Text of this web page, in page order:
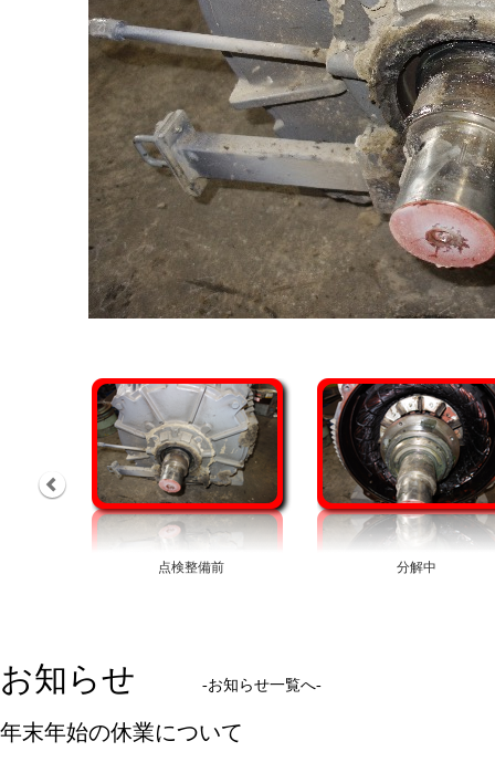
点検整備前 分解中
お知らせ -お知らせ一覧へ-
年末年始の休業について